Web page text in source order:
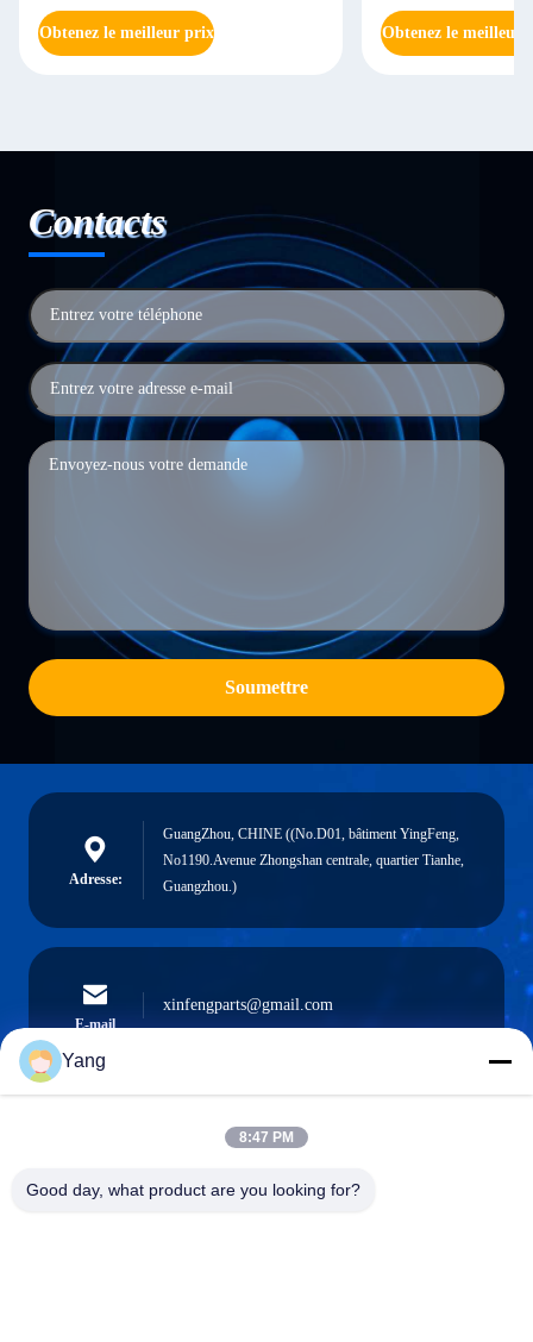
Obtenez le meilleur prix Obtenez le meilleur
Contacts
Soumettre
Adresse:
GuangZhou, CHINE ((No.D01, bâtiment YingFeng,
No1190.Avenue Zhongshan centrale, quartier Tianhe,
Guangzhou.)
E-mail
xinfengparts@gmail.com
0086-189-9844-3486
Yang
8:47 PM
Good day, what product are you looking for?